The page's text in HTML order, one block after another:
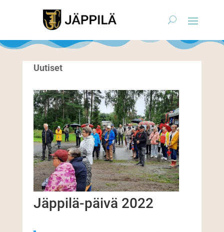
Uutiset
Jäppilä-päivä 2022